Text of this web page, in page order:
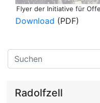
Flyer der Initiative für
Download (PDF)
Find
Radolfzell